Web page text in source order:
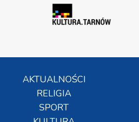
AKTUALNOŚCI
RELIGIA
SPORT